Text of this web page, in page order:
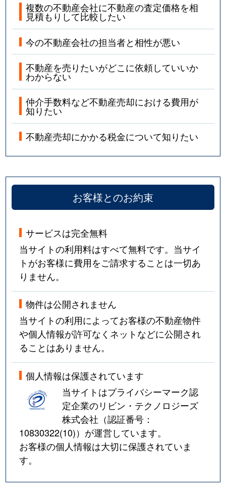
複数の不動産会社に不動産の査定価格を相
見積もりして比較したい
今の不動産会社の担当者と相性が悪い
不動産を売りたいがどこに依頼していいか
わからない
仲介手数料など不動産売却における費用が
知りたい
不動産売却にかかる税金について知りたい
お客様とのお約束
サービスは完全無料
当サイトの利用料はすべて無料です。当サイ
トがお客様に費用をご請求することは一切あ
りません。
物件は公開されません
当サイトの利用によってお客様の不動産物件
や個人情報が許可なくネットなどに公開され
ることはありません。
個人情報は保護されています
当サイトはプライバシーマーク認
定企業のリビン・テクノロジーズ
株式会社（認証番号：
10830322(10)）が運営しています。
お客様の個人情報は大切に保護されていま
す。